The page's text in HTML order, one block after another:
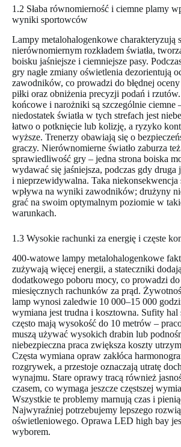
1.2 Słaba równomierność i ciemne plamy
wyniki sportowców
Lampy metalohalogenkowe charakteryzują
nierównomiernym rozkładem światła,
boisku jaśniejsze i ciemniejsze pasy.
gry nagłe zmiany oświetlenia dezorientują
zawodników, co prowadzi do błędnej
piłki oraz obniżenia precyzji podań i
końcowe i narożniki są szczególnie ciemne
niedostatek światła w tych strefach jest
łatwo o potknięcie lub kolizję, a ryzyko
wyższe. Trenerzy obawiają się o
graczy. Nierównomierne światło zaburza też
sprawiedliwość gry – jedna strona boiska
wydawać się jaśniejsza, podczas gdy druga
i nieprzewidywalna. Taka niekonsekwencja
wpływa na wyniki zawodników; drużyny
grać na swoim optymalnym poziomie w
warunkach.
1.3 Wysokie rachunki za energię i częste
400-watowe lampy metalohalogenkowe
zużywają więcej energii, a stateczniki dodają
dodatkowego poboru mocy, co prowadzi
miesięcznych rachunków za prąd.
lamp wynosi zaledwie 10 000–15 000
wymiana jest trudna i kosztowna. Sufity hal
często mają wysokość do 10 metrów –
muszą używać wysokich drabin lub
niebezpieczna praca zwiększa koszty
Częsta wymiana opraw zakłóca
rozgrywek, a przestoje oznaczają utratę
wynajmu. Stare oprawy tracą również
czasem, co wymaga jeszcze częstszej
Wszystkie te problemy marnują czas i
Najwyraźniej potrzebujemy lepszego
oświetleniowego. Oprawa LED high bay
wyborem.